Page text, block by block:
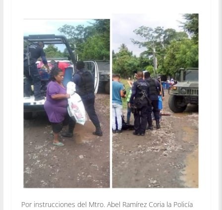
Por instrucciones del Mtro. Abel Ramírez Coria la Policía